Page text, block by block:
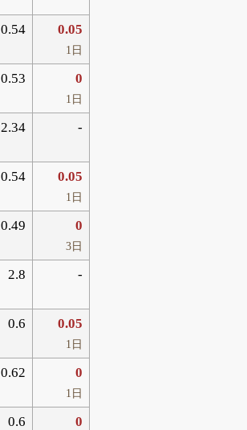
0.54 0.05
1日
0.53 0
1日
2.34 -
0.54 0.05
1日
0.49 0
3日
2.8 -
0.6 0.05
1日
0.62 0
1日
0.6 0